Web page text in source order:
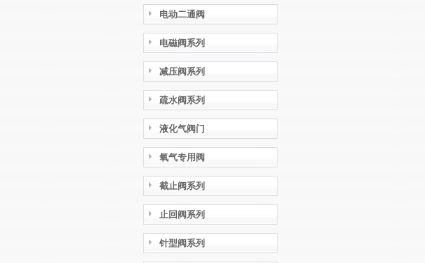
电动二通阀
电磁阀系列
减压阀系列
疏水阀系列
液化气阀门
氧气专用阀
截止阀系列
止回阀系列
针型阀系列